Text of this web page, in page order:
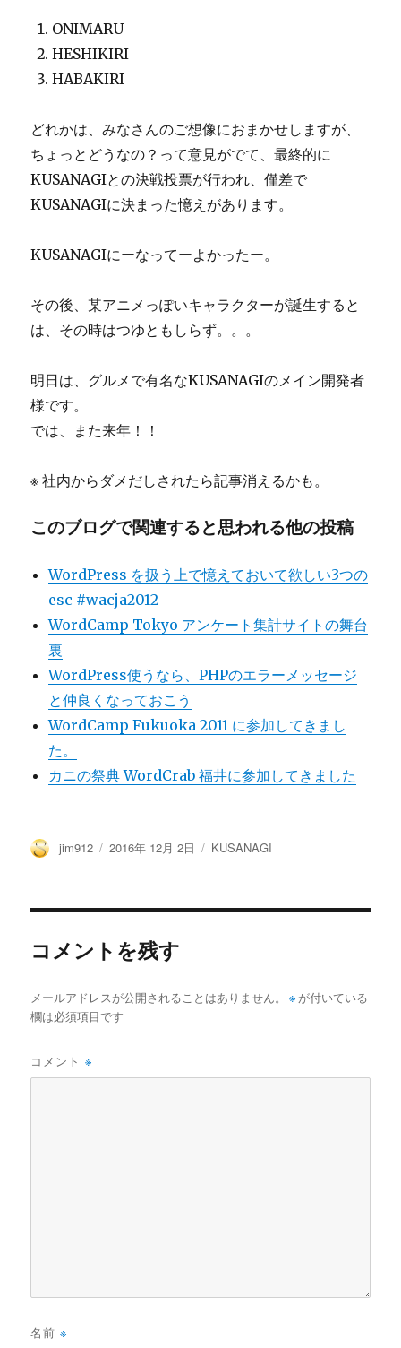
ONIMARU
HESHIKIRI
HABAKIRI
どれかは、みなさんのご想像におまかせしますが、
ちょっとどうなの？って意見がでて、最終的に
KUSANAGIとの決戦投票が行われ、僅差で
KUSANAGIに決まった憶えがあります。
KUSANAGIにーなってーよかったー。
その後、某アニメっぽいキャラクターが誕生すると
は、その時はつゆともしらず。。。
明日は、グルメで有名なKUSANAGIのメイン開発者
様です。
では、また来年！！
※ 社内からダメだしされたら記事消えるかも。
このブログで関連すると思われる他の投稿
WordPress を扱う上で憶えておいて欲しい3つの
esc #wacja2012
WordCamp Tokyo アンケート集計サイトの舞台
裏
WordPress使うなら、PHPのエラーメッセージ
と仲良くなっておこう
WordCamp Fukuoka 2011 に参加してきまし
た。
カニの祭典 WordCrab 福井に参加してきました
投
jim912
投
2016年 12月 2日
カ
KUSANAGI
コメントを残す
メールアドレスが公開されることはありません。 ※ が付いている
欄は必須項目です
コメント※
名前※